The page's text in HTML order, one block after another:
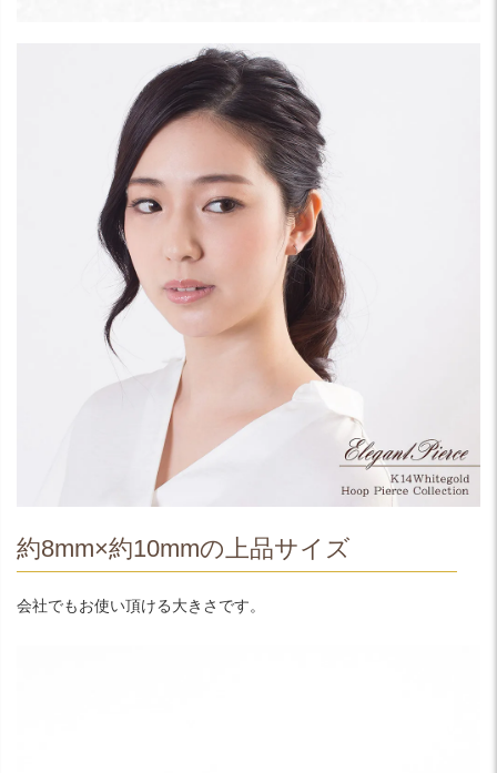
約8mm×約10mmの上品サイズ
会社でもお使い頂ける大きさです。